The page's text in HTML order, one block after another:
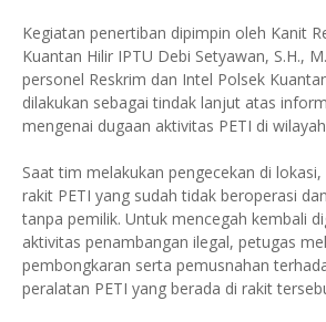
Kegiatan penertiban dipimpin oleh Kanit
Kuantan Hilir IPTU Debi Setyawan, S.H.,
personel Reskrim dan Intel Polsek
dilakukan sebagai tindak lanjut atas
mengenai dugaan aktivitas PETI di
Saat tim melakukan pengecekan di
rakit PETI yang sudah tidak beroperasi
tanpa pemilik. Untuk mencegah kembali
aktivitas penambangan ilegal, petugas
pembongkaran serta pemusnahan
peralatan PETI yang berada di rakit